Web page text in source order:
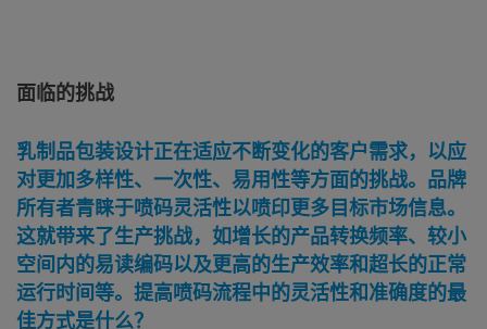
面临的挑战
乳制品包装设计正在适应不断变化的客户需求，以应
对更加多样性、一次性、易用性等方面的挑战。品牌
所有者青睐于喷码灵活性以喷印更多目标市场信息。
这就带来了生产挑战，如增长的产品转换频率、较小
空间内的易读编码以及更高的生产效率和超长的正常
运行时间等。提高喷码流程中的灵活性和准确度的最
佳方式是什么？